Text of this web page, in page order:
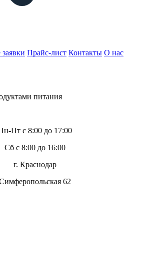
Прайс-лист Контакты О нас
питания
Пт с 8:00 до 17:00
Сб с 8:00 до 16:00
г. Краснодар
62